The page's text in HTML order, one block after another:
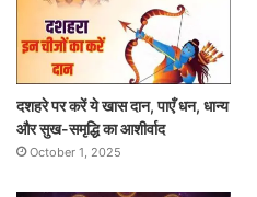
दशहरे पर करें ये खास दान, पाएँ धन, धान्य
और सुख-समृद्धि का आशीर्वाद
October 1, 2025